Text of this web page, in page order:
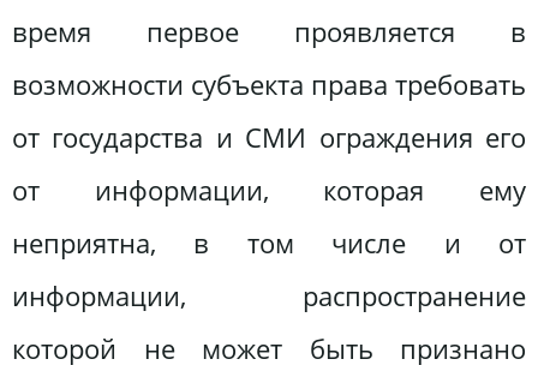
время первое проявляется в
возможности субъекта права требовать
от государства и СМИ ограждения его
от информации, которая ему
неприятна, в том числе и от
информации, распространение
которой не может быть признано